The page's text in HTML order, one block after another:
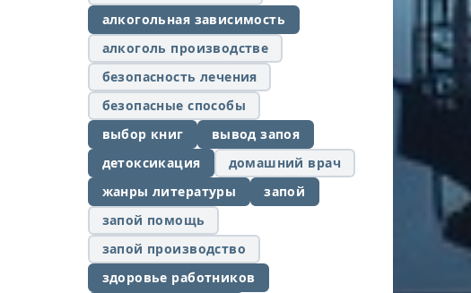
алкогольная зависимость
алкоголь производстве
безопасность лечения
безопасные способы
выбор книг
вывод запоя
детоксикация
домашний врач
жанры литературы
запой
запой помощь
запой производство
здоровье работников